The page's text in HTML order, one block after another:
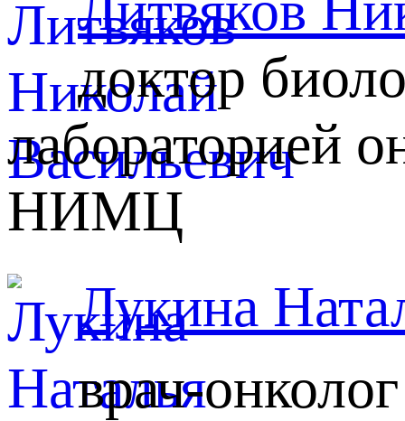
доктор
лабораторией
НИМЦ
Лукина
врач-